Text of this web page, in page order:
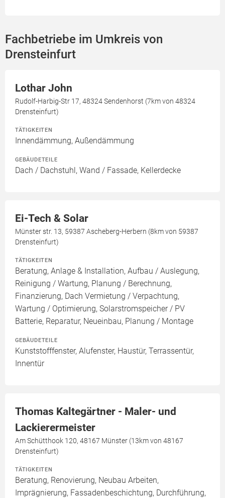
Fachbetriebe im Umkreis von
Drensteinfurt
Lothar John
Rudolf-Harbig-Str 17, 48324 Sendenhorst (7km von 48324
Drensteinfurt)
TÄTIGKEITEN
Innendämmung, Außendämmung
GEBÄUDETEILE
Dach / Dachstuhl, Wand / Fassade, Kellerdecke
Ei-Tech & Solar
Münster str. 13, 59387 Ascheberg-Herbern (8km von 59387
Drensteinfurt)
TÄTIGKEITEN
Beratung, Anlage & Installation, Aufbau / Auslegung,
Reinigung / Wartung, Planung / Berechnung,
Finanzierung, Dach Vermietung / Verpachtung,
Wartung / Optimierung, Solarstromspeicher / PV
Batterie, Reparatur, Neueinbau, Planung / Montage
GEBÄUDETEILE
Kunststofffenster, Alufenster, Haustür, Terrassentür,
Innentür
Thomas Kaltegärtner - Maler- und
Lackierermeister
Am Schütthook 120, 48167 Münster (13km von 48167
Drensteinfurt)
TÄTIGKEITEN
Beratung, Renovierung, Neubau Arbeiten,
Imprägnierung, Fassadenbeschichtung, Durchführung,